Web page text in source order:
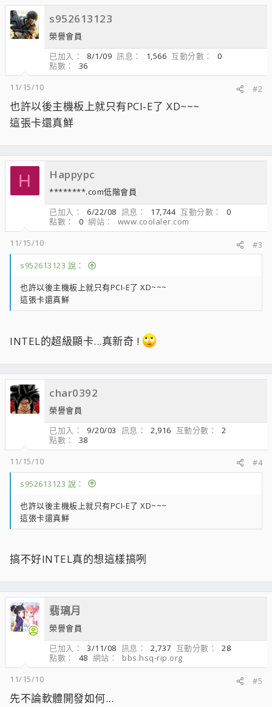
s952613123
榮譽會員
已加入
8/1/09 訊息 1,566 互動分數
0
點數
36
11/15/10
#2
也許以後主機板上就只有PCI-E了 XD~~~
這張卡還真鮮
H Happypc
********.com低階會員
已加入
6/22/08 訊息 17,744 互動分數
0
點數
0 網站
www.coolaler.com
11/15/10
#3
s952613123 說：
也許以後主機板上就只有PCI-E了 XD~~~
這張卡還真鮮
INTEL的超級顯卡...真新奇 !
char0392
榮譽會員
已加入
9/20/03 訊息 2,916 互動分數
2
點數
38
11/15/10
#4
s952613123 說：
也許以後主機板上就只有PCI-E了 XD~~~
這張卡還真鮮
搞不好INTEL真的想這樣搞咧
翡璃月
榮譽會員
已加入
3/11/08 訊息 2,737 互動分數
28
點數
48 網站
bbs.hsq-rip.org
11/15/10
#5
先不論軟體開發如何...